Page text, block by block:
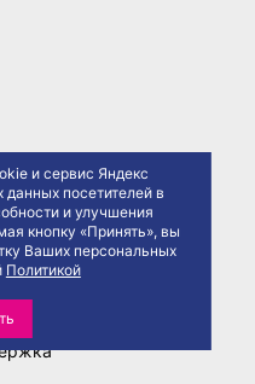
и сервис Яндекс
данных посетителей в
и улучшения
кнопку «Принять», вы
Ваших персональных
Политикой